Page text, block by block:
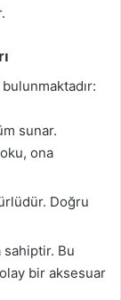
sunar.
ona
Doğru
sahiptir. Bu
bir aksesuar